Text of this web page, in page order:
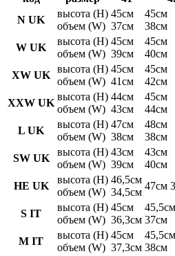
N UK
высота (H)
объем (W)
45см
37см
45см
38см
W UK
высота (H)
объем (W)
45см
39см
45см
40см
XW UK
высота (H)
объем (W)
45см
41см
45см
42см
XXW UK
высота (H)
объем (W)
44см
43см
45см
44см
L UK
высота (H)
объем (W)
47см
38см
48см
38см
SW UK
высота (H)
объем (W)
43см
39см
43см
40см
HE UK
высота (H)
объем (W)
46,5см
34,5см
47см
S IT
высота (H)
объем (W)
45см
36,3см
45,5см
37см
M IT
высота (H)
объем (W)
45см
37,3см
45,5см
38см